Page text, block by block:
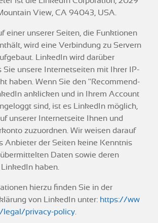
View, CA 94043, USA.
einer unserer Seiten, die Funktionen
wird eine Verbindung zu Servern
LinkedIn wird darüber
Sie unsere Internetseiten mit Ihrer IP-
haben. Wenn Sie den "Recommend-
anklicken und in Ihrem Account
sind, ist es LinkedIn möglich,
unserer Internetseite Ihnen und
zuzuordnen. Wir weisen darauf
Anbieter der Seiten keine Kenntnis
Daten sowie deren
haben.
hierzu finden Sie in der
von LinkedIn unter: https://ww
legal/privacy-policy.